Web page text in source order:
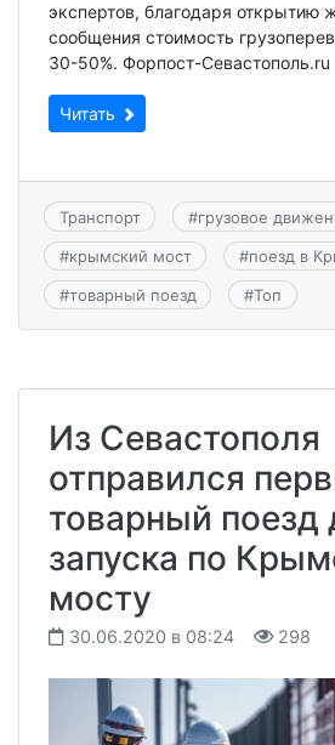
экспертов, благодаря открытию
сообщения стоимость
30-50%. Форпост-Севастополь.ru
Читать
Транспорт #грузовое
#крымский мост #поезд в
#товарный поезд #Топ
Из Севастополя
отправился
товарный поезд
запуска по
мосту
30.06.2020 в 08:24 298